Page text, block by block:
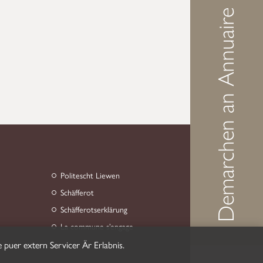
Demarchen an Annuaire
Politescht Liewen
Schäfferot
Schäfferotserklärung
La commune s’engage
extern Servicer Är Erlabnis.